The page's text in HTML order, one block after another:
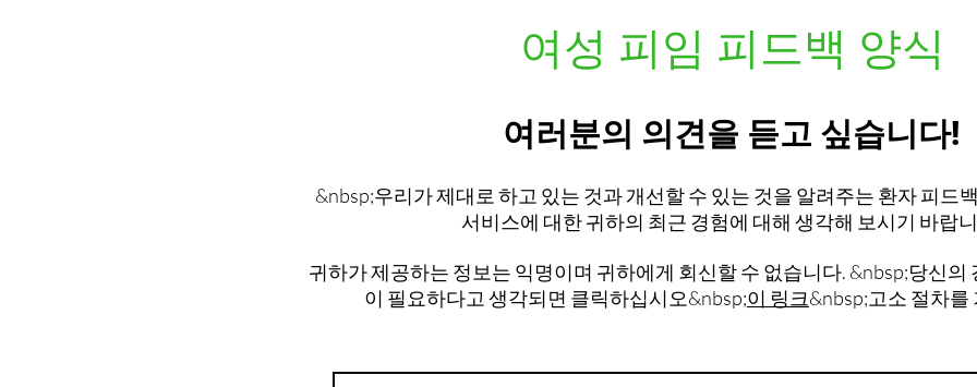
여성 피임 피드백 양식
여러분의 의견을 듣고 싶습니다!
&nbsp;우리가 제대로 하고 있는 것과 개선할 수 있는 것을 알려주는 환자 피드
서비스에 대한 귀하의 최근 경험에 대해 생각해 보시기 바랍
귀하가 제공하는 정보는 익명이며 귀하에게 회신할 수 없습니다. &nbsp;당신의
이 필요하다고 생각되면 클릭하십시오&nbsp;이 링크&nbsp;고소 절차를